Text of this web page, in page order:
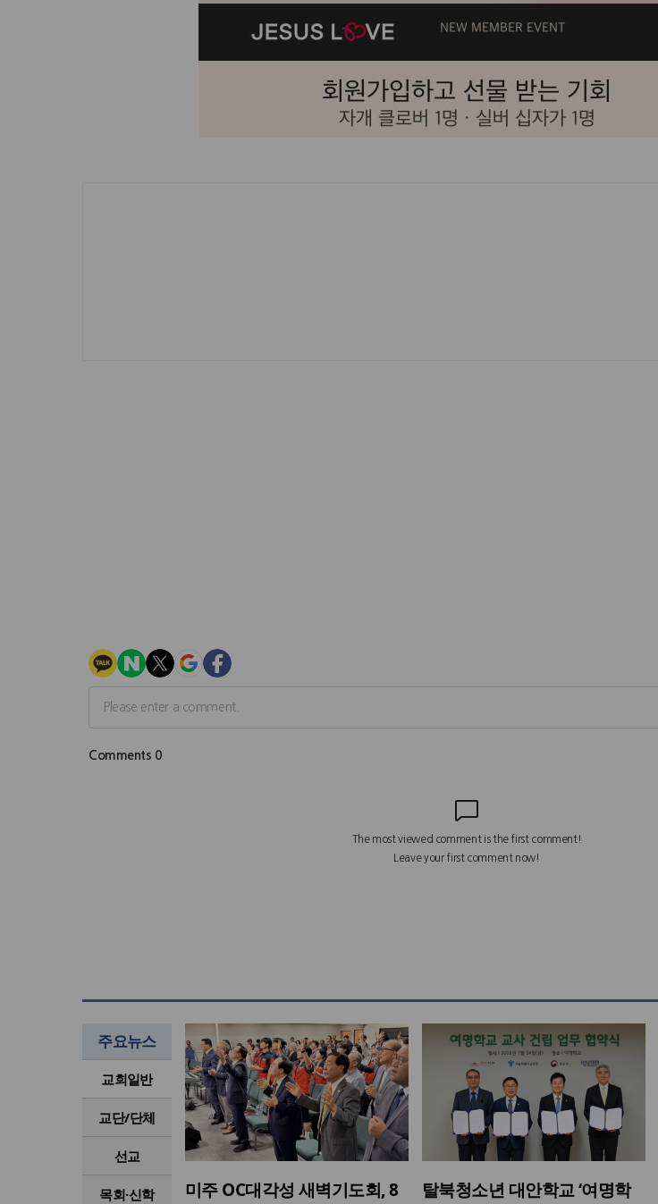
주요뉴스
교회일반
교단/단체
선교
목회·신학
미주 OC대각성 새벽기도회, 8
탈북청소년 대안학교 ‘여명학